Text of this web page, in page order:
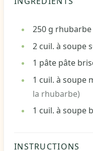
250 g rhubarbe
2 cuil. à soupe
1 pâte pâte
1 cuil. à soupe
la rhubarbe)
1 cuil. à soupe
INSTRUCTIONS